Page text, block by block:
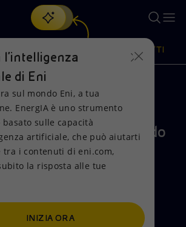
, la nostra nuova soluzione di intelligenza
energetica
transizione
l'innovazione
PRODOTTI
Comunicati Stampa
raggiunge un traguardo
nell’area del
l'intelligenza
di Eni
sul mondo Eni, a tua
EnergIA è uno strumento
basato sulle capacità
artificiale, che può aiutarti
tra i contenuti di eni.com,
la risposta alle tue
INIZIA ORA